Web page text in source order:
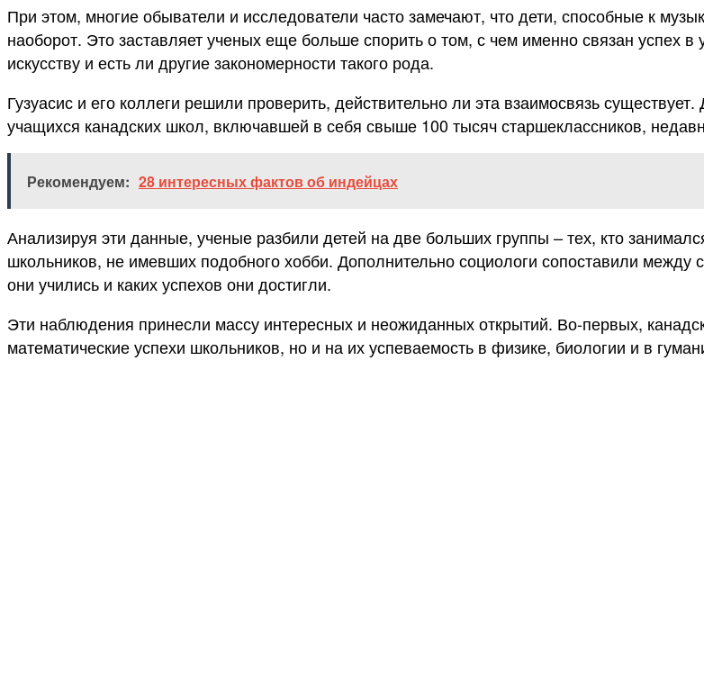
При этом, многие обыватели и исследователи часто замечают, что дети, способные к
наоборот. Это заставляет ученых еще больше спорить о том, с чем именно связан успех
искусству и есть ли другие закономерности такого рода.
Гузуасис и его коллеги решили проверить, действительно ли эта взаимосвязь
учащихся канадских школ, включавшей в себя свыше 100 тысяч старшеклассников,
Рекомендуем: 28 интересных фактов об индейцах
Анализируя эти данные, ученые разбили детей на две больших группы – тех, кто
школьников, не имевших подобного хобби. Дополнительно социологи сопоставили между
они учились и каких успехов они достигли.
Эти наблюдения принесли массу интересных и неожиданных открытий. Во-первых,
математические успехи школьников, но и на их успеваемость в физике, биологии и в